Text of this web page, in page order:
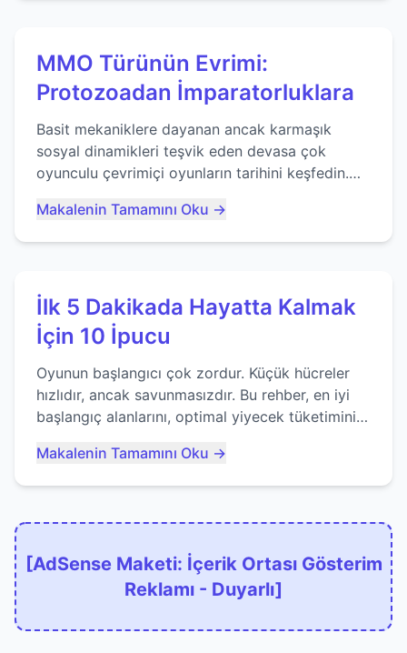
MMO Türünün Evrimi:
Protozoadan İmparatorluklara
Basit mekaniklere dayanan ancak karmaşık
sosyal dinamikleri teşvik eden devasa çok
oyunculu çevrimiçi oyunların tarihini keşfedin.
Makalenin Tamamını Oku →
İlk 5 Dakikada Hayatta Kalmak
İçin 10 İpucu
Oyunun başlangıcı çok zordur. Küçük hücreler
hızlıdır, ancak savunmasızdır. Bu rehber, en iyi
başlangıç alanlarını, optimal yiyecek tüketimini
kaçınacağınızı anlatıyor...
Makalenin Tamamını Oku →
[AdSense Maketi: İçerik Ortası Gösterim
Reklamı - Duyarlı]